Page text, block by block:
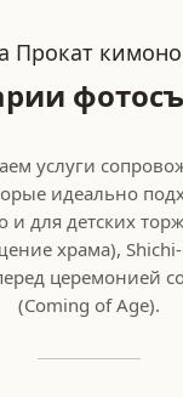
Прокат
услуги
идеально
и для детских
храма), Shichi-
церемонией
(Coming of Age).